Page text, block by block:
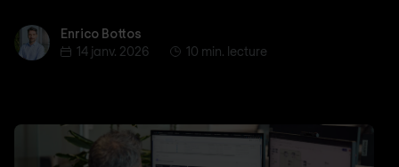
Enrico BottosEnrico Bottos
14 janv. 2026
10 min. lecture